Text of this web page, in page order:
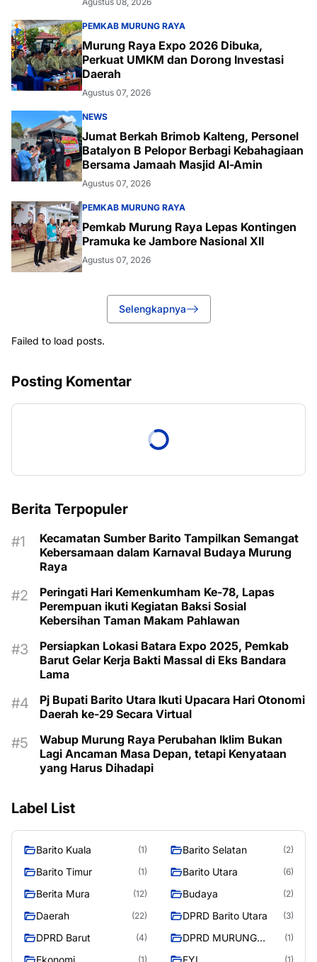
PEMKAB MURUNG RAYA
Murung Raya Expo 2026 Dibuka,
Perkuat UMKM dan Dorong Investasi
Daerah
Agustus 07, 2026
NEWS
Jumat Berkah Brimob Kalteng, Personel
Batalyon B Pelopor Berbagi Kebahagiaan
Bersama Jamaah Masjid Al-Amin
Agustus 07, 2026
PEMKAB MURUNG RAYA
Pemkab Murung Raya Lepas Kontingen
Pramuka ke Jambore Nasional XII
Agustus 07, 2026
Selengkapnya
Failed to load posts.
Posting Komentar
Berita Terpopuler
Kecamatan Sumber Barito Tampilkan Semangat
Kebersamaan dalam Karnaval Budaya Murung
Raya
Peringati Hari Kemenkumham Ke-78, Lapas
Perempuan ikuti Kegiatan Baksi Sosial
Kebersihan Taman Makam Pahlawan
Persiapkan Lokasi Batara Expo 2025, Pemkab
Barut Gelar Kerja Bakti Massal di Eks Bandara
Lama
Pj Bupati Barito Utara Ikuti Upacara Hari Otonomi
Daerah ke-29 Secara Virtual
Wabup Murung Raya Perubahan Iklim Bukan
Lagi Ancaman Masa Depan, tetapi Kenyataan
yang Harus Dihadapi
Label List
Barito Kuala (1) Barito Selatan (2)
Barito Timur (1) Barito Utara (6)
Berita Mura (12) Budaya (2)
Daerah (22) DPRD Barito Utara (3)
DPRD Barut (4)
DPRD MURUNG
(1)
(1) (1)